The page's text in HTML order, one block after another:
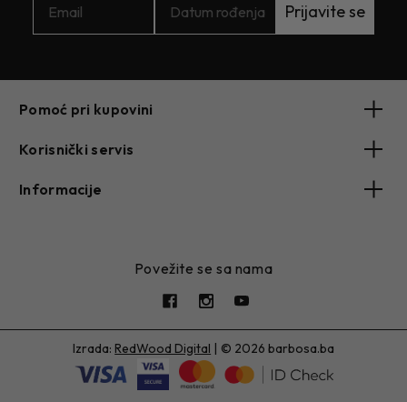
Prijavite se
Pomoć pri kupovini
Korisnički servis
Informacije
Povežite se sa nama
Izrada: RedWood Digital | © 2026 barbosa.ba